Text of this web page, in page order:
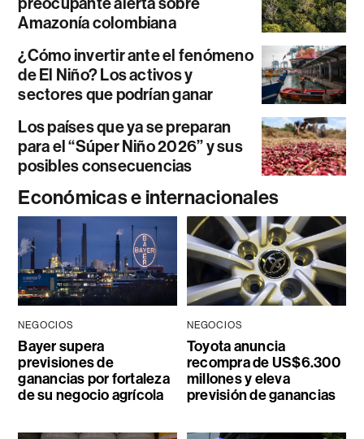
Amazonía colombiana
¿Cómo invertir ante el fenómeno
de El Niño? Los activos y
sectores que podrían ganar
Los países que ya se preparan
para el “Súper Niño 2026” y sus
posibles consecuencias
Económicas e internacionales
NEGOCIOS
Bayer supera
previsiones de
ganancias por fortaleza
de su negocio agrícola
NEGOCIOS
Toyota anuncia
recompra de US$6.300
millones y eleva
previsión de ganancias